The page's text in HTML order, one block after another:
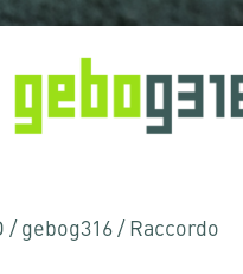
/ gebog316 / Raccordo